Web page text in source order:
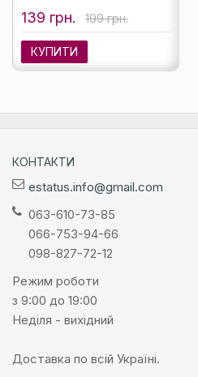
139 грн. 199 грн.
КУПИТИ
КОНТАКТИ
estatus.info@gmail.com
063-610-73-85
066-753-94-66
098-827-72-12
Режим роботи
з 9:00 до 19:00
Неділя - вихідний
Доставка по всій Україні.